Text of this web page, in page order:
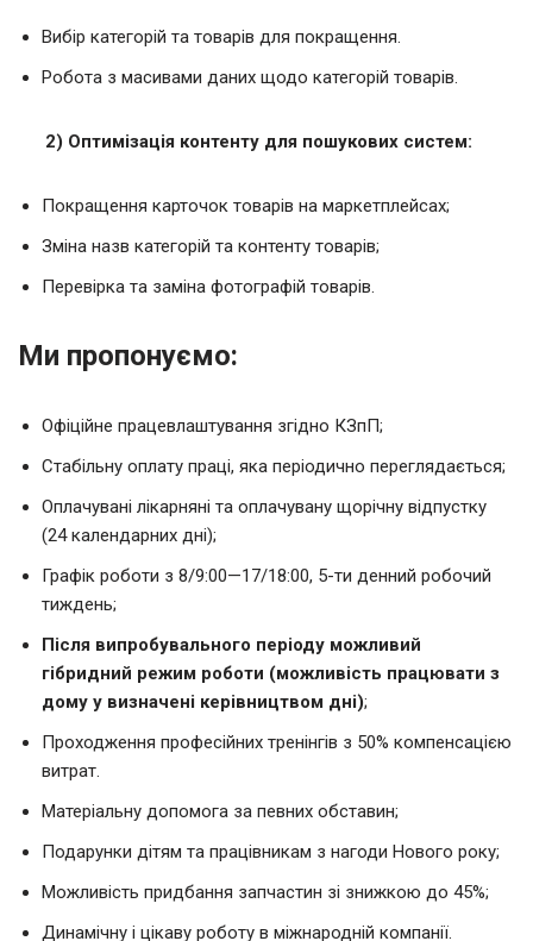
Вибір категорій та товарів для покращення.
Робота з масивами даних щодо категорій товарів.
2) Оптимізація контенту для пошукових систем:
Покращення карточок товарів на маркетплейсах;
Зміна назв категорій та контенту товарів;
Перевірка та заміна фотографій товарів.
Ми пропонуємо:
Офіційне працевлаштування згідно КЗпП;
Стабільну оплату праці, яка періодично переглядається;
Оплачувані лікарняні та оплачувану щорічну відпустку
(24 календарних дні);
Графік роботи з 8/9:00—17/18:00, 5-ти денний робочий
тиждень;
Після випробувального періоду можливий
гібридний режим роботи (можливість працювати з
дому у визначені керівництвом дні);
Проходження професійних тренінгів з 50% компенсацією
витрат.
Матеріальну допомога за певних обставин;
Подарунки дітям та працівникам з нагоди Нового року;
Можливість придбання запчастин зі знижкою до 45%;
Динамічну і цікаву роботу в міжнародній компанії.